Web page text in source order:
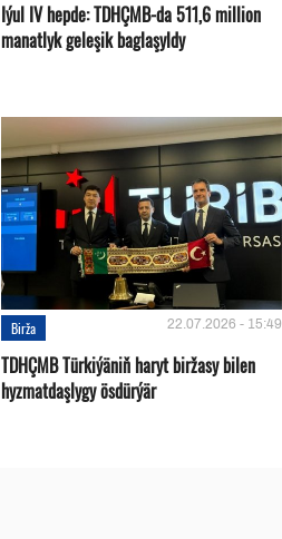
Iýul IV hepde: TDHÇMB-da 511,6 million
manatlyk geleşik baglaşyldy
Birža 22.07.2026 - 15:49
TDHÇMB Türkiýäniň haryt biržasy bilen
hyzmatdaşlygy ösdürýär